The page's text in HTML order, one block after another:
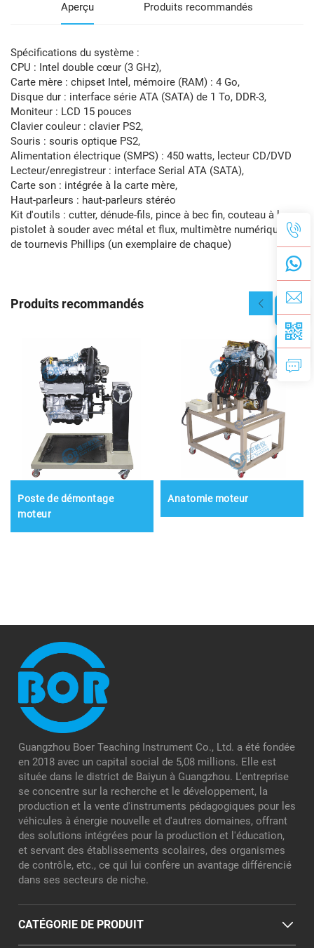
Aperçu Produits recommandés
Spécifications du système :
CPU : Intel double cœur (3 GHz),
Carte mère : chipset Intel, mémoire (RAM) : 4 Go,
Disque dur : interface série ATA (SATA) de 1 To, DDR-3,
Moniteur : LCD 15 pouces
Clavier couleur : clavier PS2,
Souris : souris optique PS2,
Alimentation électrique (SMPS) : 450 watts, lecteur CD/DVD
Lecteur/enregistreur : interface Serial ATA (SATA),
Carte son : intégrée à la carte mère,
Haut-parleurs : haut-parleurs stéréo
Kit d'outils : cutter, dénude-fils, pince à bec fin, couteau à lame,
pistolet à souder avec métal et flux, multimètre numérique, jeu
de tournevis Phillips (un exemplaire de chaque)
Produits recommandés
Poste de démontage
moteur
Anatomie moteur
Guangzhou Boer Teaching Instrument Co., Ltd. a été fondée
en 2018 avec un capital social de 5,08 millions. Elle est
située dans le district de Baiyun à Guangzhou. L'entreprise
se concentre sur la recherche et le développement, la
production et la vente d'instruments pédagogiques pour les
véhicules à énergie nouvelle et d'autres domaines, offrant
des solutions intégrées pour la production et l'éducation,
et servant des établissements scolaires, des organismes
de contrôle, etc., ce qui lui confère un avantage différencié
dans ses secteurs de niche.
CATÉGORIE DE PRODUIT